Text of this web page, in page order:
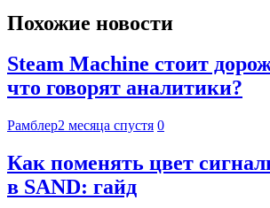
Похожие новости
Steam Machine стоит
что говорят аналитики?
Рамблер2 месяца спустя 0
Как поменять цвет
в SAND: гайд